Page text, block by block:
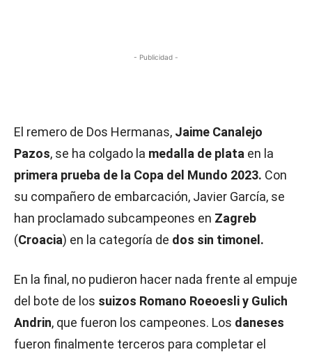
- Publicidad -
El remero de Dos Hermanas, Jaime Canalejo
Pazos, se ha colgado la medalla de plata en la
primera prueba de la Copa del Mundo 2023. Con
su compañero de embarcación, Javier García, se
han proclamado subcampeones en Zagreb
(Croacia) en la categoría de dos sin timonel.
En la final, no pudieron hacer nada frente al empuje
del bote de los suizos Romano Roeoesli y Gulich
Andrin, que fueron los campeones. Los daneses
fueron finalmente terceros para completar el